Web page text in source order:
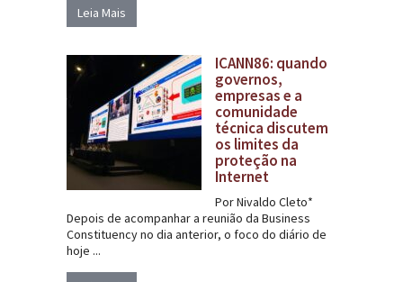
Leia Mais
ICANN86: quando
governos,
empresas e a
comunidade
técnica discutem
os limites da
proteção na
Internet
Por Nivaldo Cleto*
Depois de acompanhar a reunião da Business
Constituency no dia anterior, o foco do diário de
hoje ...